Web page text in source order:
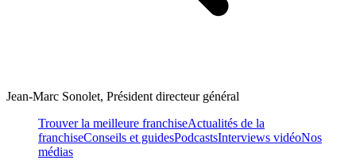
Jean-Marc Sonolet, Président directeur général
Trouver la meilleure franchiseActualités de la
franchiseConseils et guidesPodcastsInterviews vidéoNos
médias